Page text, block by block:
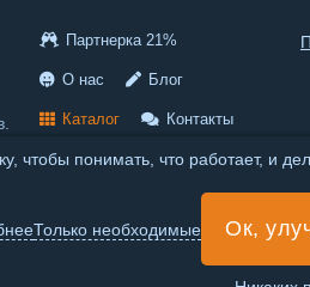
Партнерка 21%
О нас Блог
Каталог Контакты
© 2020-2026 IOctopus
находимся в России, сервер
тоже находится в России.
Интеллект-карты онлайн на
чтобы понимать, что работает, и
Только необходимые Ок,